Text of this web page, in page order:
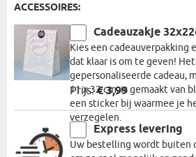
ACCESSOIRES:
Cadeauzakje
Kies een cadeauverpakking
dat klaar is om te geven!
gepersonaliseerde cadeau,
11 x 32 cm, is gemaakt van
een sticker bij waarmee je
verzegelen.
Prijs:€ 3,99
Express levering
Uw bestelling wordt buiten